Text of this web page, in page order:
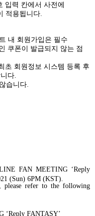
입력 칸에서 사전에
적용됩니다
내 회원가입은 필수
쿠폰이 발급되지 않는 점
초 회원정보 시스템 등록 후
다
습니다
FAN MEETING ‘Reply
(Sun) 6PM (KST).
refer to the following
‘Reply FANTASY’